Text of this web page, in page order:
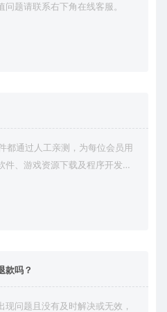
题请联系右下角在线客服。
都通过人工亲测，为每位会员用
件、游戏资源下载及程序开发服
款吗？
问题且没有及时解决或无效，